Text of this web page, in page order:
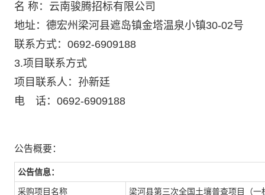
名 称：云南骏腾招标有限公司
地址：德宏州梁河县遮岛镇金塔温泉小镇30-02号
联系方式：0692-6909188
3.项目联系方式
项目联系人：孙新廷
电 话：0692-6909188
公告概要：
公告信息：
采购项目名称 梁河县第三次全国土壤普查项目（一